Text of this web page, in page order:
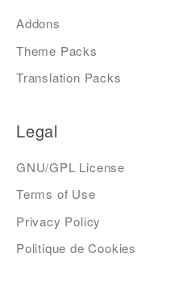
Addons
Theme Packs
Translation Packs
Legal
GNU/GPL License
Terms of Use
Privacy Policy
Politique de Cookies